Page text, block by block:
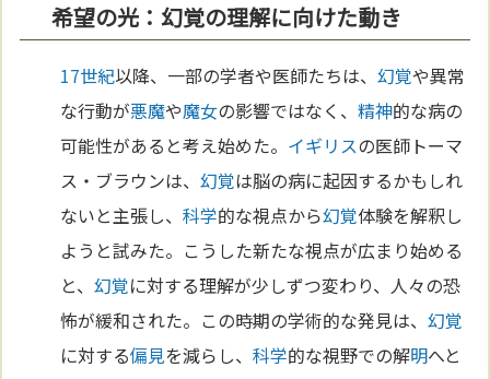
希望の光：幻覚の理解に向けた動き
17世紀以降、一部の学者や医師たちは、幻覚や異常
な行動が悪魔や魔女の影響ではなく、精神的な病の
可能性があると考え始めた。 イギリスの医師トーマ
ス・ブラウンは、幻覚は脳の病に起因するかもしれ
ないと主張し、科学的な視点から幻覚体験を解釈し
ようと試みた。こうした新たな視点が広まり始める
と、幻覚に対する理解が少しずつ変わり、人々の恐
怖が緩和された。この時期の学術的な発見は、幻覚
に対する偏見を減らし、科学的な視野での解明へと